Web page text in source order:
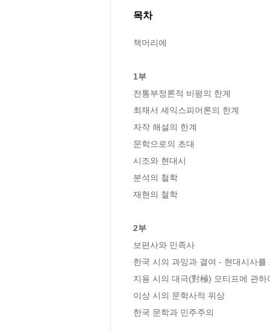
목차
책머리에
1부
전통부정론적 비평의 한계
최재서 셰익스피어론의 한계
자작 해설의 한계
문학으로의 초대
시조와 현대시
분석의 철학
재현의 철학
2부
보편사와 민족사
한국 시의 과잉과 결여 - 현대시사를
지용 시의 대극(對極) 모티프에 관하
이상 시의 문학사적 위상
한국 문학과 민주주의